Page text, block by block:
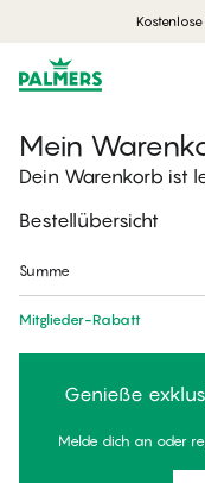
Mein
Dein Warenkorb ist
Bestellübersicht
Summe
Mitglieder-Rabatt
Genieße
Melde dich an oder